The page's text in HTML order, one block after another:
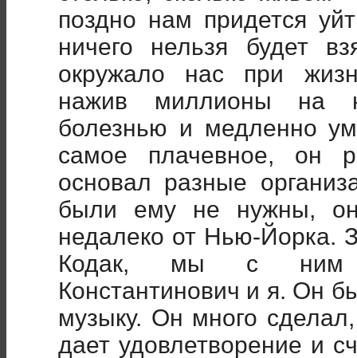
поздно нам придется
ничего нельзя будет
окружало нас при
нажив миллионы на
болезнью и медленно
самое плачевное, он
основал разные
были ему не нужны,
недалеко от Нью-Йорка.
Кодак, мы с ним
Константинович и я. Он
музыку. Он много
дает удовлетворение и